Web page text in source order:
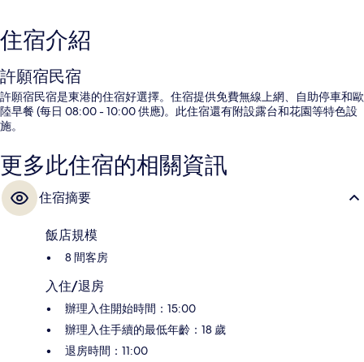
住宿介紹
許願宿民宿
許願宿民宿是東港的住宿好選擇。住宿提供免費無線上網、自助停車和歐
陸早餐 (每日 08:00 - 10:00 供應)。此住宿還有附設露台和花園等特色設
施。
更多此住宿的相關資訊
住宿摘要
飯店規模
8 間客房
入住/退房
辦理入住開始時間：15:00
辦理入住手續的最低年齡：18 歲
退房時間：11:00